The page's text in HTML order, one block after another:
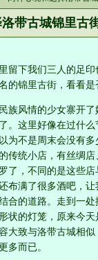
带古城锦里古
留下我们三人的足
的锦里古街，看看
族风情的少女寨开
。这里好像在过什
为不是周末会没有
传统小店，有丝绸
，不同的是这些店
布满了很多酒吧，
合的道路。走到一
状的灯笼，原来今
大致与洛带古城相
多而已。